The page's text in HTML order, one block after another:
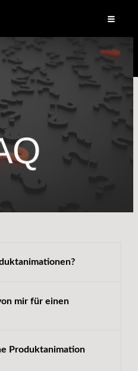
mir für einen
Produktanimation